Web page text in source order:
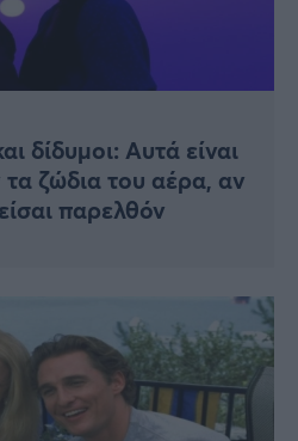
δίδυμοι: Αυτά είναι
ζώδια του αέρα, αν
παρελθόν